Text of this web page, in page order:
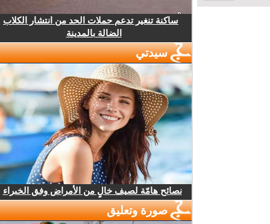
ساكنة تنغير تدعم حملات الحد من انتشار الكلاب
الضالة بالمدينة
سيدتي
نصائح هامّة لصيف خالٍ من الأمراض وفق الخبراء
صورة وتعليق